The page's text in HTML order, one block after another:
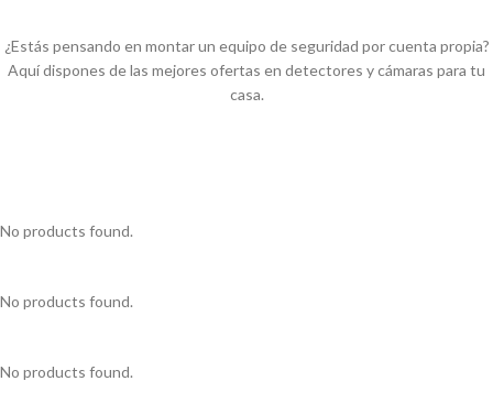
¿Estás pensando en montar un equipo de seguridad por cuenta propia?
Aquí dispones de las mejores ofertas en detectores y cámaras para tu
casa.
No products found.
No products found.
No products found.